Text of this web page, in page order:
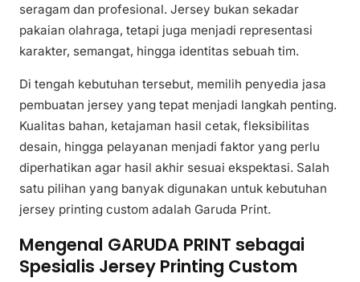
seragam dan profesional. Jersey bukan sekadar
pakaian olahraga, tetapi juga menjadi representasi
karakter, semangat, hingga identitas sebuah tim.
Di tengah kebutuhan tersebut, memilih penyedia jasa
pembuatan jersey yang tepat menjadi langkah penting.
Kualitas bahan, ketajaman hasil cetak, fleksibilitas
desain, hingga pelayanan menjadi faktor yang perlu
diperhatikan agar hasil akhir sesuai ekspektasi. Salah
satu pilihan yang banyak digunakan untuk kebutuhan
jersey printing custom adalah Garuda Print.
Mengenal GARUDA PRINT sebagai
Spesialis Jersey Printing Custom